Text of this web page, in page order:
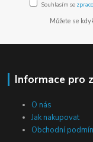
Souhlasím se
Můžete se
Informace pro
O nás
Jak nakupovat
Obchodní